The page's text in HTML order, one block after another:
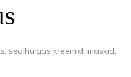
sealhulgas kreemid, maskid,